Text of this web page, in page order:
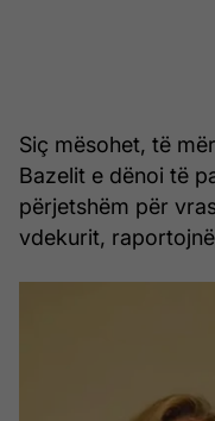
Siç mësohet, të
Bazelit e dënoi të
përjetshëm për
vdekurit,